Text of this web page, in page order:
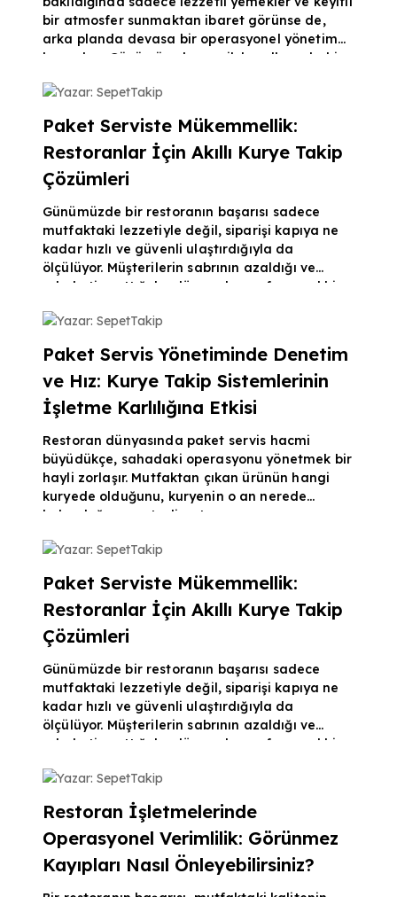
bir atmosfer sunmaktan ibaret görünse de,
arka planda devasa bir operasyonel yönetim
barındırır. Günümüz ekonomik koşullarında bir
koruyabilmesi, maliyetleri ne kadar sıkı kontrol
noktada, geleneksel ve hantal yöntemleri
geride bırakan yeni nesil bir adisyon programı
Yazar: SepetTakip
Paket Serviste Mükemmellik:
Restoranlar İçin Akıllı Kurye Takip
Çözümleri
Günümüzde bir restoranın başarısı sadece
mutfaktaki lezzetiyle değil, siparişi kapıya ne
kadar hızlı ve güvenli ulaştırdığıyla da
ölçülüyor. Müşterilerin sabrının azaldığı ve
rekabetin arttığı bu dönemde, profesyonel bir
değil, zorunluluk haline geldi. Siparişin yola
süreci yönetmek, işletmenizin prestijini
doğrudan artırır. Paket Servis Süreçlerinde
Kurye Takip Sisteminin Önemi Müşteriler sipariş
verdi
Yazar: SepetTakip
Paket Servis Yönetiminde Denetim
ve Hız: Kurye Takip Sistemlerinin
İşletme Karlılığına Etkisi
Restoran dünyasında paket servis hacmi
büyüdükçe, sahadaki operasyonu yönetmek bir
hayli zorlaşır. Mutfaktan çıkan ürünün hangi
kuryede olduğunu, kuryenin o an nerede
bulunduğunu ve teslimatın ne zaman
finansal hem de operasyonel bir risk taşır.
ortadan kaldırarak dijital bir denetim
mekanizması kurmanızı sağlar. Operasyonel
Körlüğü Kurye Takip İle Aşın Pek çok restoran
sahibi, kurye dükkandan çıktıktan
Yazar: SepetTakip
Paket Serviste Mükemmellik:
Restoranlar İçin Akıllı Kurye Takip
Çözümleri
Günümüzde bir restoranın başarısı sadece
mutfaktaki lezzetiyle değil, siparişi kapıya ne
kadar hızlı ve güvenli ulaştırdığıyla da
ölçülüyor. Müşterilerin sabrının azaldığı ve
rekabetin arttığı bu dönemde, profesyonel bir
değil, zorunluluk haline geldi. Siparişin yola
çıktığı andan teslim edildiği ana kadar geçen
süreci yönetmek, işletmenizin prestijini
doğrudan artırır. Paket Servis Süreçlerinde
Kurye Takip Sisteminin Önemi Müşteriler sipariş
verdi
Yazar: SepetTakip
Restoran İşletmelerinde
Operasyonel Verimlilik: Görünmez
Kayıpları Nasıl Önleyebilirsiniz?